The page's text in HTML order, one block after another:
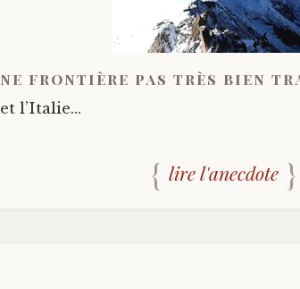
ne frontière pas très bien
et l’Italie…
lire l'anecdote